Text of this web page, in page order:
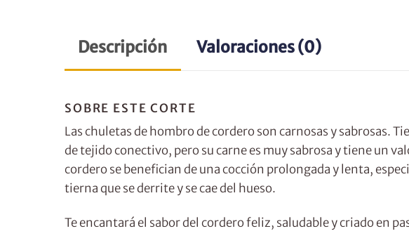
Descripción Valoraciones (0)
SOBRE ESTE CORTE
Las chuletas de hombro de cordero son carnosas y sabrosas.
de tejido conectivo, pero su carne es muy sabrosa y tiene un
cordero se benefician de una cocción prolongada y lenta,
tierna que se derrite y se cae del hueso.
Te encantará el sabor del cordero feliz, saludable y criado en